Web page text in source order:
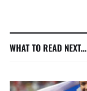
WHAT TO READ NEXT...